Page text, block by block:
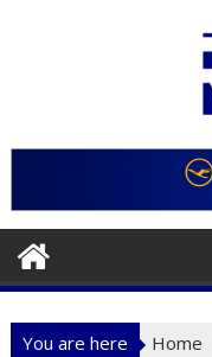
You are here Home